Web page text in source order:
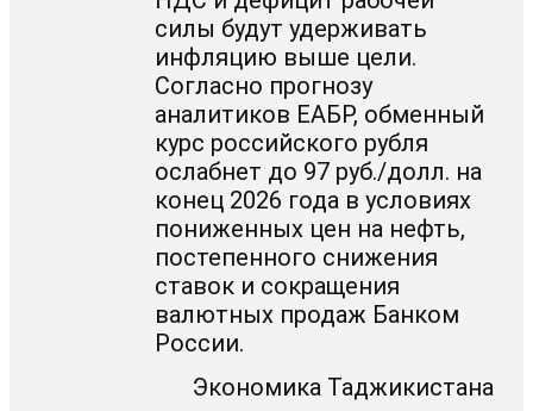
силы будут удерживать
инфляцию выше цели.
Согласно прогнозу
аналитиков ЕАБР, обменный
курс российского рубля
ослабнет до 97 руб./долл. на
конец 2026 года в условиях
пониженных цен на нефть,
постепенного снижения
ставок и сокращения
валютных продаж Банком
России.
Экономика Таджикистана